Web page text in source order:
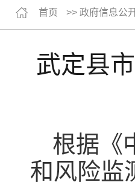
首页 >> 政府信息公
武定县
根据《
和风险监